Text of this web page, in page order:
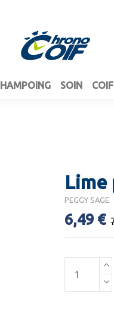
SOIN
Lime
PEGGY SAGE
6,49 €